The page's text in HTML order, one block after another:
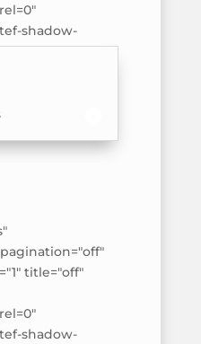
shadow-
title="off"
shadow-